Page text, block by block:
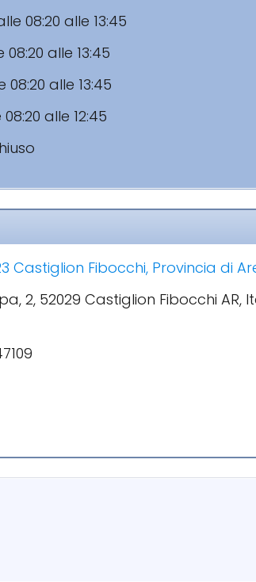
08:20 alle 13:45
08:20 alle 13:45
08:20 alle 13:45
alle 12:45
Castiglion Fibocchi, Provincia di
2, 52029 Castiglion Fibocchi AR,